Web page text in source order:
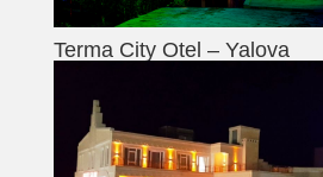
Terma City Otel – Yalova